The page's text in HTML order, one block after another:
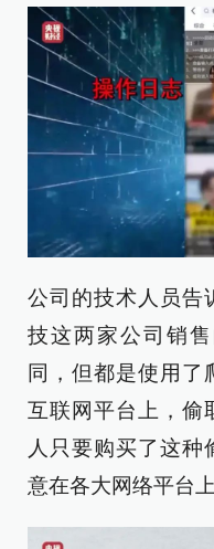
公司的技术人员告
技这两家公司销
同，但都是使用了
互联网平台上，偷
人只要购买了这种
意在各大网络平台